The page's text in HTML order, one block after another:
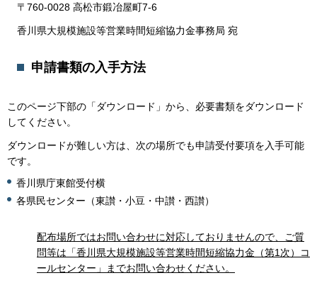
〒760-0028 高松市鍛冶屋町7-6
香川県大規模施設等営業時間短縮協力金事務局 宛
申請書類の入手方法
このページ下部の「ダウンロード」から、必要書類をダウンロード
してください。
ダウンロードが難しい方は、次の場所でも申請受付要項を入手可能
です。
香川県庁東館受付横
各県民センター（東讃・小豆・中讃・西讃）
配布場所ではお問い合わせに対応しておりませんので、ご質
問等は「香川県大規模施設等営業時間短縮協力金（第1次）コ
ールセンター」までお問い合わせください。